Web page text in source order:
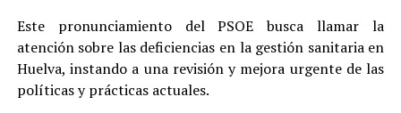
Este pronunciamiento del PSOE busca llamar la
atención sobre las deficiencias en la gestión sanitaria en
Huelva, instando a una revisión y mejora urgente de las
políticas y prácticas actuales.